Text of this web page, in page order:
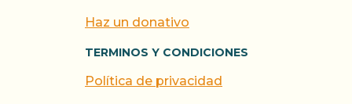
Haz un donativo
TERMINOS Y CONDICIONES
Política de privacidad